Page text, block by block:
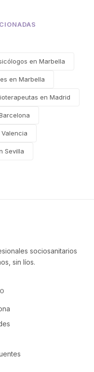
en Marbella
en Marbella
en Madrid
Sevilla
sociosanitarios
sin líos.